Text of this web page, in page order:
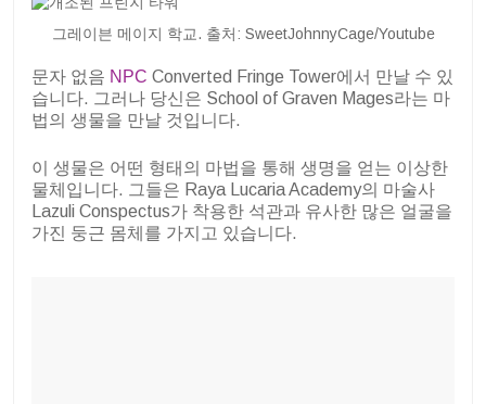
그레이븐 메이지 학교. 출처: SweetJohnnyCage/Youtube
문자 없음 NPC Converted Fringe Tower에서 만날 수 있
습니다. 그러나 당신은 School of Graven Mages라는 마
법의 생물을 만날 것입니다.
이 생물은 어떤 형태의 마법을 통해 생명을 얻는 이상한
물체입니다. 그들은 Raya Lucaria Academy의 마술사
Lazuli Conspectus가 착용한 석관과 유사한 많은 얼굴을
가진 둥근 몸체를 가지고 있습니다.